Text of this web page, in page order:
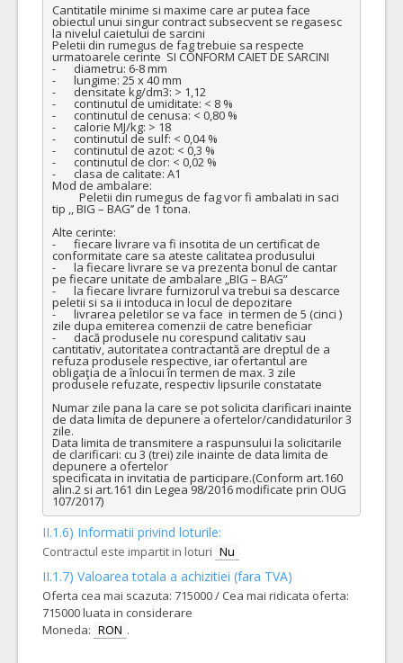
Cantitatile minime si maxime care ar putea face
obiectul unui singur contract subsecvent se regasesc
la nivelul caietului de sarcini
Peletii din rumegus de fag trebuie sa respecte
urmatoarele cerinte  SI CONFORM CAIET DE SARCINI
-	diametru: 6-8 mm
-	lungime: 25 x 40 mm
-	densitate kg/dm3: > 1,12
-	continutul de umiditate: < 8 %
-	continutul de cenusa: < 0,80 %
-	calorie MJ/kg: > 18
-	continutul de sulf: < 0,04 %
-	continutul de azot: < 0,3 %
-	continutul de clor: < 0,02 %
-	clasa de calitate: A1
Mod de ambalare:
tip ,, BIG – BAG’’ de 1 tona.
Alte cerinte:
-	fiecare livrare va fi insotita de un certificat de
conformitate care sa ateste calitatea produsului
-	la fiecare livrare se va prezenta bonul de cantar
pe fiecare unitate de ambalare „BIG – BAG”
-	la fiecare livrare furnizorul va trebui sa descarce
peletii si sa ii intoduca in locul de depozitare
-	livrarea peletilor se va face  in termen de 5 (cinci )
zile dupa emiterea comenzii de catre beneficiar
-	dacă produsele nu corespund calitativ sau
cantitativ, autoritatea contractantă are dreptul de a
refuza produsele respective, iar ofertantul are
obligaţia de a înlocui în termen de max. 3 zile
produsele refuzate, respectiv lipsurile constatate
Numar zile pana la care se pot solicita clarificari inainte
de data limita de depunere a ofertelor/candidaturilor 3
zile.
Data limita de transmitere a raspunsului la solicitarile
de clarificari: cu 3 (trei) zile inainte de data limita de
depunere a ofertelor
specificata in invitatia de participare.(Conform art.160
alin.2 si art.161 din Legea 98/2016 modificate prin OUG
107/2017)
II.1.6) Informatii privind loturile:
Contractul este impartit in loturi Nu
II.1.7) Valoarea totala a achizitiei (fara TVA)
Oferta cea mai scazuta: 715000 / Cea mai ridicata oferta:
715000 luata in considerare
Moneda: RON .